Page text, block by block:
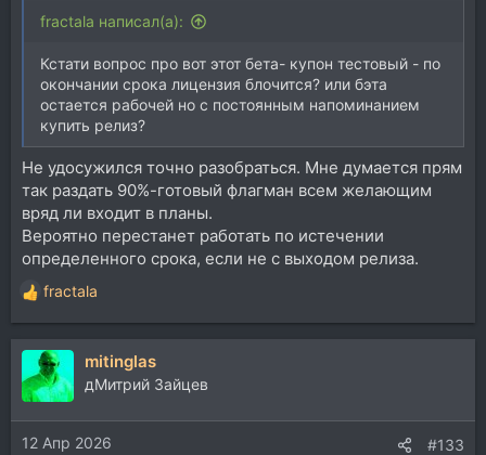
fractala написал(а):
Кстати вопрос про вот этот бета- купон тестовый - по
окончании срока лицензия блочится? или бэта
остается рабочей но с постоянным напоминанием
купить релиз?
Не удосужился точно разобраться. Мне думается прям
так раздать 90%-готовый флагман всем желающим
вряд ли входит в планы.
Вероятно перестанет работать по истечении
определенного срока, если не с выходом релиза.
Р
е
а
ц
и
и
:
fractala
mitinglas
дМитрий Зайцев
12 Апр 2026 #133